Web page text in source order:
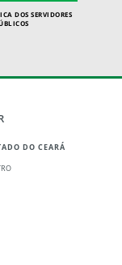
DOS SERVIDORES
DO CEARÁ